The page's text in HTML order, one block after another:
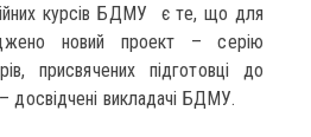
курсів БДМУ є те, що для
новий проект – серію
присвячених підго­товці до
досвідчені викладачі БДМУ.